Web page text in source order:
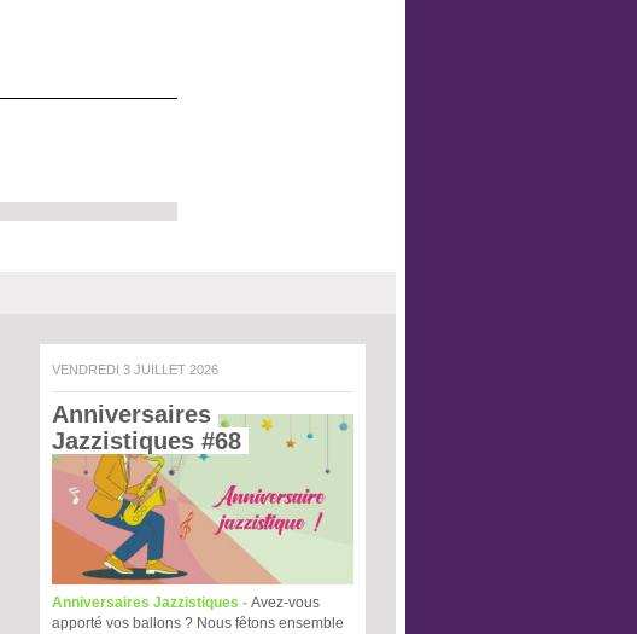
VENDREDI 3 JUILLET 2026
Anniversaires
Jazzistiques #68
Anniversaires Jazzistiques - Avez-vous
apporté vos ballons ? Nous fêtons ensemble